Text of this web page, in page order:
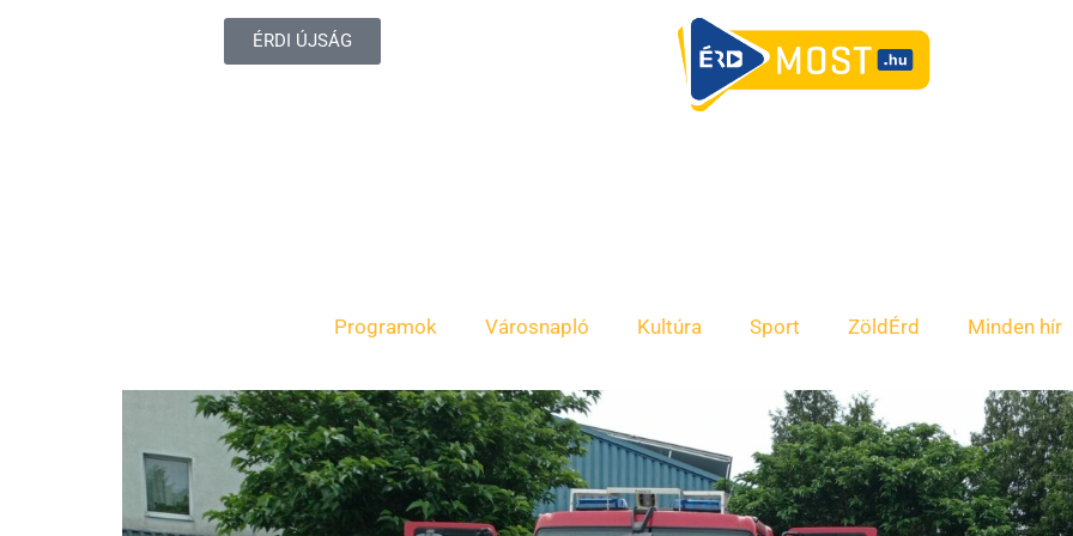
ÉRDI ÚJSÁG
Programok Városnapló Kultúra Sport ZöldÉrd Minden hír